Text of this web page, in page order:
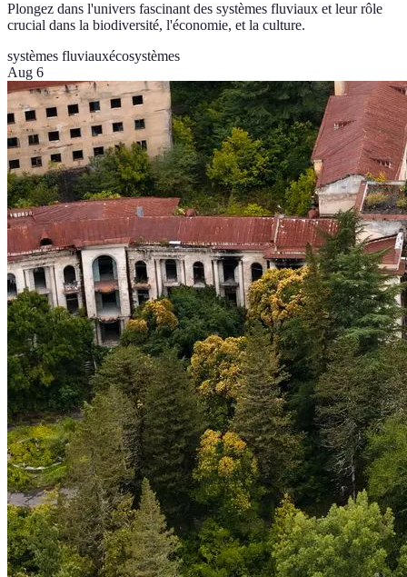
Plongez dans l'univers fascinant des systèmes fluviaux et leur rôle
crucial dans la biodiversité, l'économie, et la culture.
systèmes fluviauxécosystèmes
Aug 6